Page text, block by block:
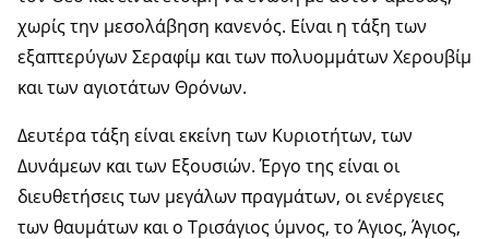
χωρίς την μεσολάβηση κανενός. Είναι η τάξη των
εξαπτερύγων Σεραφίμ και των πολυομμάτων Χερουβίμ
και των αγιοτάτων Θρόνων.
Δευτέρα τάξη είναι εκείνη των Κυριοτήτων, των
Δυνάμεων και των Εξουσιών. Έργο της είναι οι
διευθετήσεις των μεγάλων πραγμάτων, οι ενέργειες
των θαυμάτων και ο Τρισάγιος ύμνος, το Άγιος, Άγιος,